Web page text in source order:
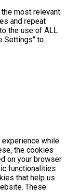
most relevant
and repeat
the use of ALL
Settings" to
while
the cookies
on your browser
functionalities
that help us
These